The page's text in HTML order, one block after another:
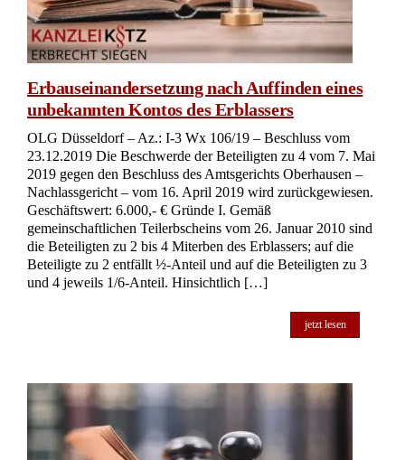
Erbauseinandersetzung nach Auffinden eines
unbekannten Kontos des Erblassers
OLG Düsseldorf – Az.: I-3 Wx 106/19 – Beschluss vom
23.12.2019 Die Beschwerde der Beteiligten zu 4 vom 7. Mai
2019 gegen den Beschluss des Amtsgerichts Oberhausen –
Nachlassgericht – vom 16. April 2019 wird zurückgewiesen.
Geschäftswert: 6.000,- € Gründe I. Gemäß
gemeinschaftlichen Teilerbscheins vom 26. Januar 2010 sind
die Beteiligten zu 2 bis 4 Miterben des Erblassers; auf die
Beteiligte zu 2 entfällt ½-Anteil und auf die Beteiligten zu 3
und 4 jeweils 1/6-Anteil. Hinsichtlich […]
jetzt lesen